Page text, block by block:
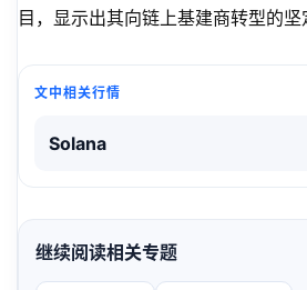
目，显示出其向链上基建商转型的坚
文中相关行情
Solana
继续阅读相关专题